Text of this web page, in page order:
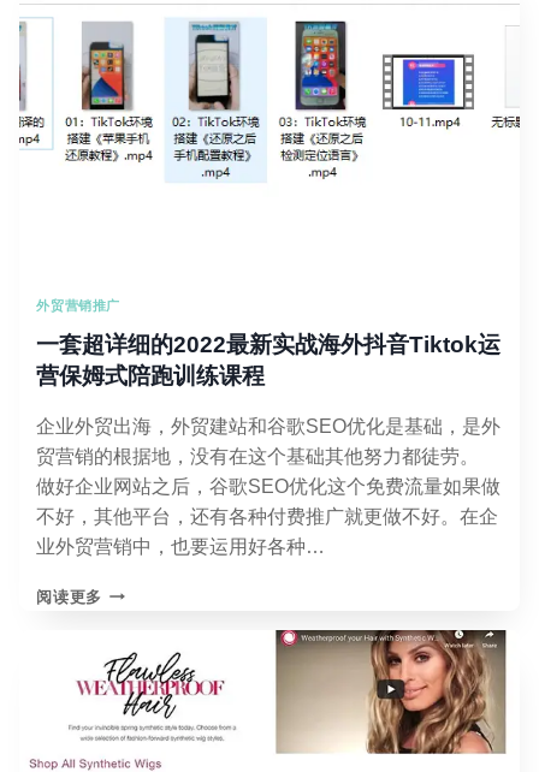
对
标
案
例
拆
解
1：
追
踪
环
产
如
何
做
到
一
个
卖
美
金
外贸营销推广
一套超详细的2022最新实战海外抖音Tiktok运
营保姆式陪跑训练课程
企业外贸出海，外贸建站和谷歌SEO优化是基础，是外
贸营销的根据地，没有在这个基础其他努力都徒劳。
做好企业网站之后，谷歌SEO优化这个免费流量如果做
不好，其他平台，还有各种付费推广就更做不好。在企
业外贸营销中，也要运用好各种…
阅读更多
详
细
2022
最